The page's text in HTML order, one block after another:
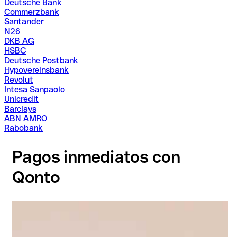
Deutsche Bank
Commerzbank
Santander
N26
DKB AG
HSBC
Deutsche Postbank
Hypovereinsbank
Revolut
Intesa Sanpaolo
Unicredit
Barclays
ABN AMRO
Rabobank
Pagos inmediatos con
Qonto